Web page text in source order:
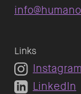
Links
Instagram
LinkedIn